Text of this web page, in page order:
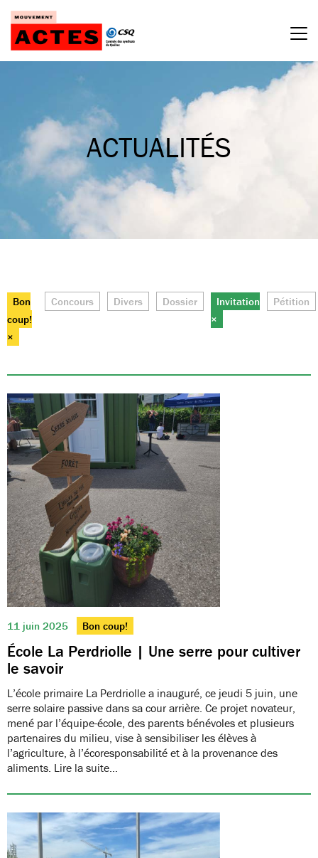
Passer
contenu
ACTUALITÉS
11 juin 2025 Bon coup!
École La Perdriolle | Une serre pour cultiver
le savoir
L’école primaire La Perdriolle a inauguré, ce jeudi 5 juin, une
serre solaire passive dans sa cour arrière. Ce projet novateur,
mené par l’équipe-école, des parents bénévoles et plusieurs
partenaires du milieu, vise à sensibiliser les élèves à
l’agriculture, à l’écoresponsabilité et à la provenance des
aliments. Lire la suite…
Bon
coup!
×
Concours Divers Dossier
Invitation
×
Pétition